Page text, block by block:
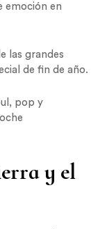
emoción en
las grandes
de fin de año.
pop y
y el